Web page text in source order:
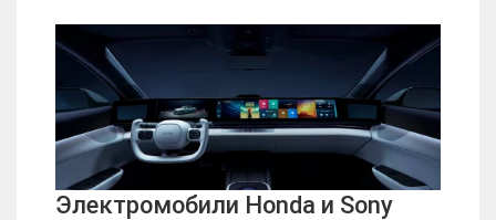
Электромобили Honda и Sony